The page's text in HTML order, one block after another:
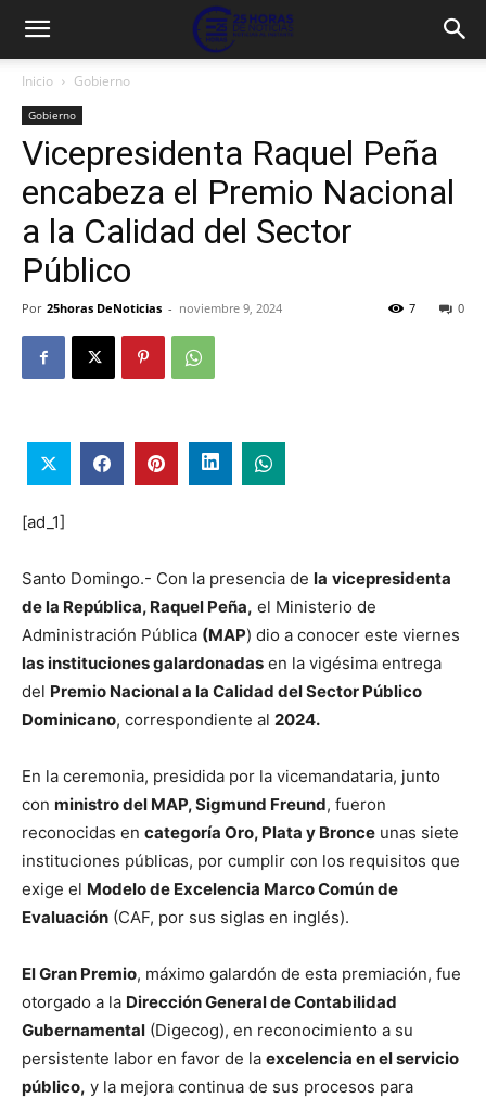
Inicio Gobierno
Gobierno
Vicepresidenta Raquel Peña
encabeza el Premio Nacional
a la Calidad del Sector
Público
Por 25horas DeNoticias - noviembre 9, 2024 0
7
[ad_1]
Santo Domingo.- Con la presencia de la vicepresidenta
de la República, Raquel Peña, el Ministerio de
Administración Pública (MAP) dio a conocer este viernes
las instituciones galardonadas en la vigésima entrega
del Premio Nacional a la Calidad del Sector Público
Dominicano, correspondiente al 2024.
En la ceremonia, presidida por la vicemandataria, junto
con ministro del MAP, Sigmund Freund, fueron
reconocidas en categoría Oro, Plata y Bronce unas siete
instituciones públicas, por cumplir con los requisitos que
exige el Modelo de Excelencia Marco Común de
Evaluación (CAF, por sus siglas en inglés).
El Gran Premio, máximo galardón de esta premiación, fue
otorgado a la Dirección General de Contabilidad
Gubernamental (Digecog), en reconocimiento a su
persistente labor en favor de la excelencia en el servicio
público, y la mejora continua de sus procesos para